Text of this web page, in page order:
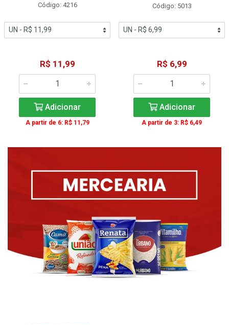
Código: 4216
R$ 11,99
Adicionar
A partir de 6: R$ 11,79
Código: 5013
R$ 6,99
Adicionar
A partir de 3: R$ 6,49